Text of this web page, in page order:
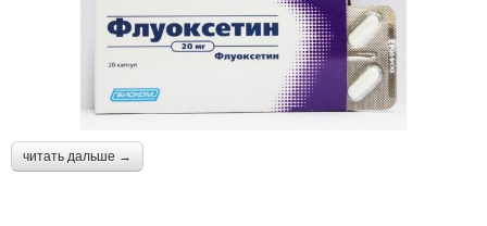
читать дальше →